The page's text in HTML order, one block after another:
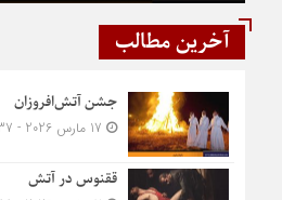
آخرین مطالب
جشن آتش‌افروزان
ققنوس در آتش